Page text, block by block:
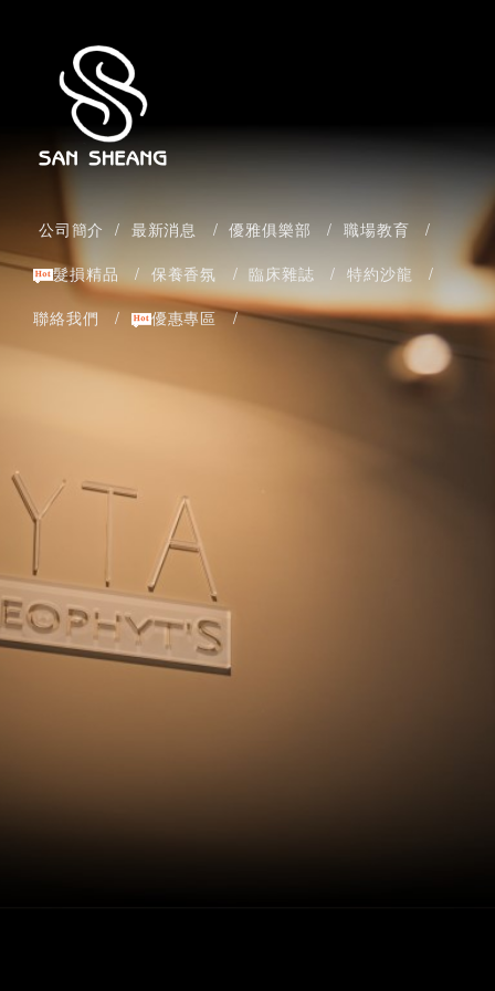
公司簡介 / 最新消息 / 優雅俱樂部 / 職場教育 /
髮損精品 / 保養香氛 / 臨床雜誌 / 特約沙龍 /
聯絡我們 /
優惠專區 /